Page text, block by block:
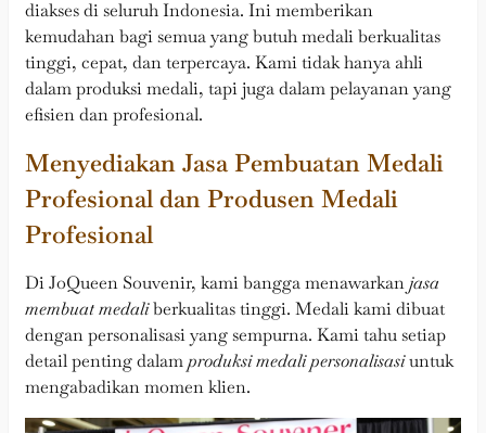
diakses di seluruh Indonesia. Ini memberikan
kemudahan bagi semua yang butuh medali berkualitas
tinggi, cepat, dan terpercaya. Kami tidak hanya ahli
dalam produksi medali, tapi juga dalam pelayanan yang
efisien dan profesional.
Menyediakan Jasa Pembuatan Medali
Profesional dan Produsen Medali
Profesional
Di JoQueen Souvenir, kami bangga menawarkanjasa
membuat medaliberkualitas tinggi. Medali kami dibuat
dengan personalisasi yang sempurna. Kami tahu setiap
detail penting dalamproduksi medali personalisasiuntuk
mengabadikan momen klien.